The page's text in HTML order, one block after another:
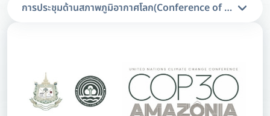
การประชุมด้านสภาพภูมิอากาศโลก(Conference of Parties: